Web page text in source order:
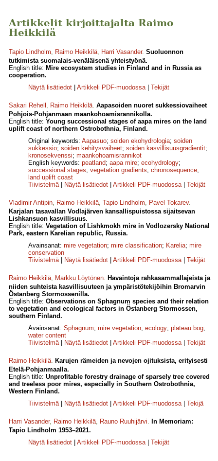
Artikkelit kirjoittajalta Raimo
Heikkilä
Tapio Lindholm, Raimo Heikkilä, Harri Vasander. Suoluonnon
tutkimista suomalais-venäläisenä yhteistyönä.
English title: Mire ecosystem studies in Finland and in Russia as
cooperation.
Näytä lisätiedot
Artikkeli PDF-muodossa| Tekijät
Sakari Rehell , Raimo Heikkilä. Aapasoiden nuoret sukkessiovaiheet
Pohjois-Pohjanmaan maankohoamisrannikolla.
English title: Young successional stages of aapa mires on the land
uplift coast of northern Ostrobothnia, Finland.
Original keywords: Aapasuo; soiden ekohydrologia; soiden
sukkessio; soiden kehitysvaiheet; soiden kasvillisuusgradientit;
kronosekvenssi; maankohoamisrannikot
English keywords: peatland; aapa mire; ecohydrology;
successional stages; vegetation gradients; chronosequence;
land uplift coast
Tiivistelmä| Näytä lisätiedot Artikkeli PDF-muodossa| Tekijät
Vladimir Antipin, Raimo Heikkilä, Tapio Lindholm, Pavel Tokarev.
Karjalan tasavallan Vodlajärven kansallispuistossa sijaitsevan
Lishkansuon kasvillisuus.
English title: Vegetation of Lishkmokh mire in Vodlozersky National
Park, eastern Karelian republic, Russia.
Avainsanat: mire vegetation; mire classification; Karelia; mire
conservation
Tiivistelmä| Näytä lisätiedot Artikkeli PDF-muodossa| Tekijät
Raimo Heikkilä, Markku Löytönen. Havaintoja rahkasammallajeista ja
niiden suhteista kasvillisuuteen ja ympäristötekijöihin Bromarvin
Östanberg Stormossenilla.
English title: Observations on Sphagnum species and their rela­tion
to vegetation and ecological factors in Östanberg Stormossen,
southern Finland.
Avainsanat: Sphagnum; mire vegetation; ecology; plateau bog;
water content
Tiivistelmä| Näytä lisätiedot Artikkeli PDF-muodossa| Tekijät
Raimo Heikkilä. Karujen rämeiden ja nevojen ojituksista, erityisesti
Etelä-Pohjanmaalla.
English title: Unprofitable forestry drainage of sparsely tree covered
and treeless poor mires, especially in Southern Ostrobothnia,
Western Finland.
Tiivistelmä| Näytä lisätiedot Artikkeli PDF-muodossa| Tekijä
Harri Vasander, Raimo Heikkilä, Rauno Ruuhijärvi. In Memoriam:
Tapio Lindholm 1953–2021.
Näytä lisätiedot
Artikkeli PDF-muodossa| Tekijät